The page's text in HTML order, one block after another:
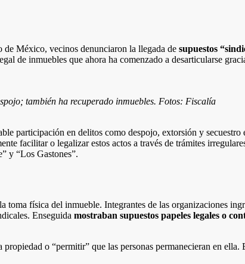
de México, vecinos denunciaron la llegada de supuestos
de inmuebles que ahora ha comenzado a desarticularse
también ha recuperado inmuebles. Fotos: Fiscalía
participación en delitos como despojo, extorsión y secuestro
facilitar o legalizar estos actos a través de trámites
y “Los Gastones”.
física del inmueble. Integrantes de las organizaciones
Enseguida mostraban supuestos papeles legales o
o “permitir” que las personas permanecieran en